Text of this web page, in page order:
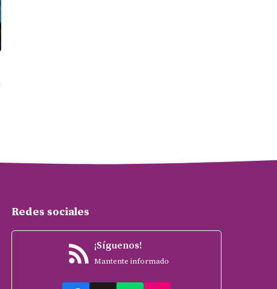
Redes sociales
¡Síguenos!
Mantente informado